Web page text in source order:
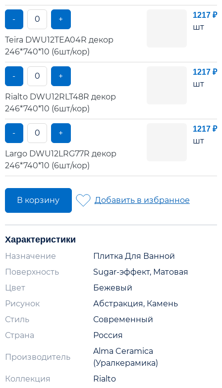
- +
Teira DWU12TEA04R декор
246*740*10 (6шт/кор)
1217 ₽
шт
- +
Rialto DWU12RLT48R декор
246*740*10 (6шт/кор)
1217 ₽
шт
- +
Largo DWU12LRG77R декор
246*740*10 (6шт/кор)
1217 ₽
шт
В корзину Добавить в избранное
Характеристики
Назначение
Плитка Для Ванной
Поверхность
Sugar-эффект, Матовая
Цвет
Бежевый
Рисунок
Абстракция, Камень
Стиль
Современный
Страна
Россия
Производитель
Alma Ceramica
(Уралкерамика)
Коллекция
Rialto